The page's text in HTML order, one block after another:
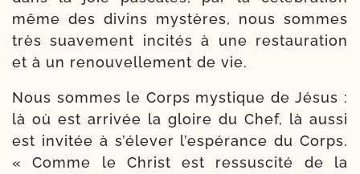
même des divins mys­tères, nous sommes
très sua­ve­ment inci­tés à une res­tau­ra­tion
et à un renou­vel­le­ment de vie.
Nous sommes le Corps mys­tique de Jésus :
là où est arri­vée la gloire du Chef, là aus­si
est invi­tée à s’é­le­ver l’es­pé­rance du Corps.
« Comme le Christ est res­sus­ci­té de la